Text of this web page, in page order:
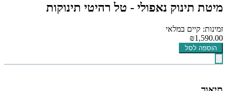
מיטת תינוק נאפולי - טל רהיטי תינוקות
זמינות: קיים במלאי
₪1,590.00
הוספה לסל